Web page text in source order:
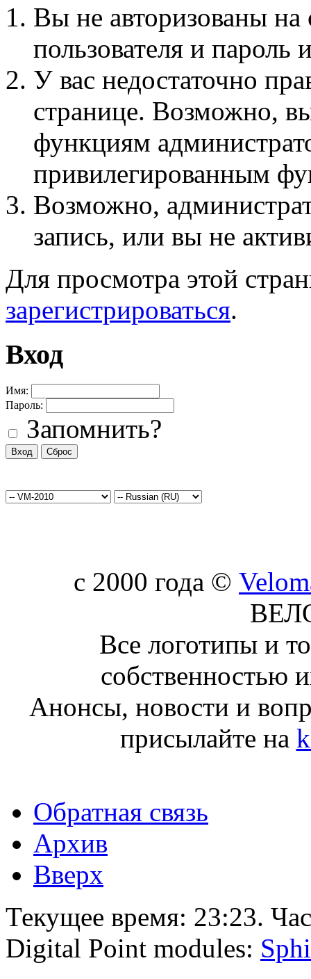
Вы не авторизованы на
пользователя и пароль
У вас недостаточно
странице. Возможно,
функциям
привилегированным
Возможно,
запись, или вы не
Для просмотра этой
зарегистрироваться.
Вход
Имя:
Пароль:
Запомнить?
c 2000 года ©
Все логотипы и
собственностью
Анонсы, новости и
присылайте на
Обратная связь
Архив
Вверх
Текущее время: 23:23.
Digital Point modules: